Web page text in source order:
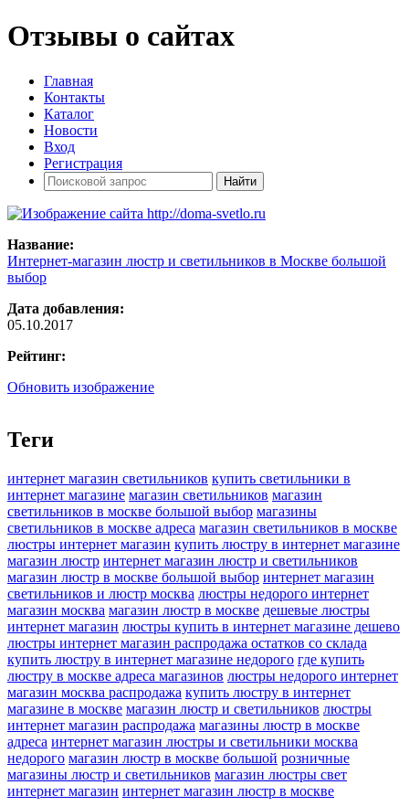
Отзывы о сайтах
Главная
Контакты
Каталог
Новости
Вход
Регистрация
Название:
Интернет-магазин люстр и светильников в Москве большой
выбор
Дата добавления:
05.10.2017
Рейтинг:
Обновить изображение
Теги
интернет магазин светильников купить светильники в
интернет магазине магазин светильников магазин
светильников в москве большой выбор магазины
светильников в москве адреса магазин светильников в москве
люстры интернет магазин купить люстру в интернет магазине
магазин люстр интернет магазин люстр и светильников
магазин люстр в москве большой выбор интернет магазин
светильников и люстр москва люстры недорого интернет
магазин москва магазин люстр в москве дешевые люстры
интернет магазин люстры купить в интернет магазине дешево
люстры интернет магазин распродажа остатков со склада
купить люстру в интернет магазине недорого где купить
люстру в москве адреса магазинов люстры недорого интернет
магазин москва распродажа купить люстру в интернет
магазине в москве магазин люстр и светильников люстры
интернет магазин распродажа магазины люстр в москве
адреса интернет магазин люстры и светильники москва
недорого магазин люстр в москве большой розничные
магазины люстр и светильников магазин люстры свет
интернет магазин интернет магазин люстр в москве